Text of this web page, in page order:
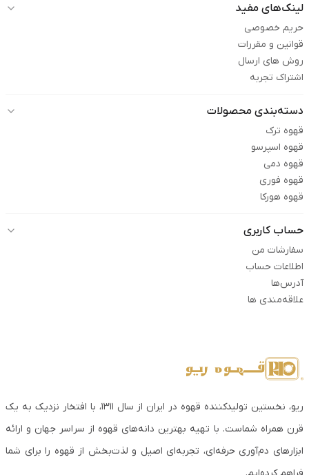
لینک‌های مفید
حریم خصوصی
قوانین و مقررات
روش های ارسال
اشتراک تجربه
دسته‌بندی محصولات
قهوه ترک
قهوه اسپرسو
قهوه دمی
قهوه فوری
قهوه هورکا
حساب کاربری
سفارشات من
اطلاعات حساب
آدرس‌ها
علاقه‌مندی ها
ریو، نخستین تولیدکننده قهوه در ایران از سال ۱۳۱۱، با افتخار نزدیک به یک
قرن همراه شماست. با تهیه بهترین دانه‌های قهوه از سراسر جهان و ارائه
ابزارهای دم‌آوری حرفه‌ای، تجربه‌ای اصیل و لذت‌بخش از قهوه را برای شما